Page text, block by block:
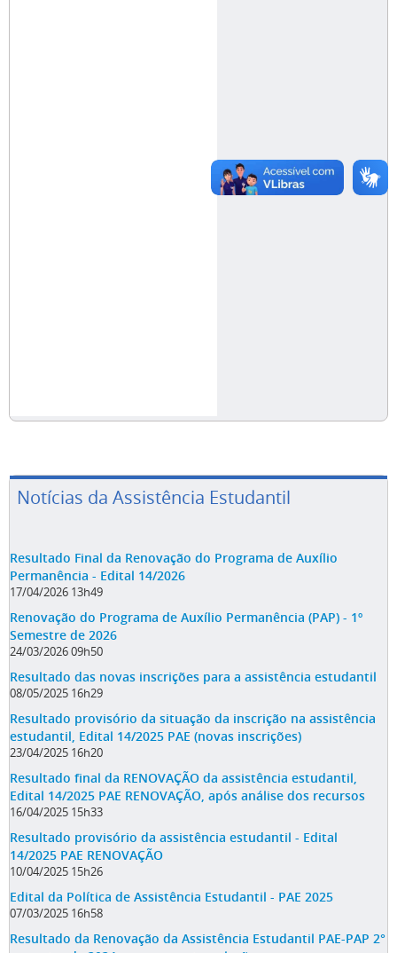
Notícias da Assistência Estudantil
Resultado Final da Renovação do Programa de Auxílio
Permanência - Edital 14/2026
17/04/2026 13h49
Renovação do Programa de Auxílio Permanência (PAP) - 1º
Semestre de 2026
24/03/2026 09h50
Resultado das novas inscrições para a assistência estudantil
08/05/2025 16h29
Resultado provisório da situação da inscrição na assistência
estudantil, Edital 14/2025 PAE (novas inscrições)
23/04/2025 16h20
Resultado final da RENOVAÇÃO da assistência estudantil,
Edital 14/2025 PAE RENOVAÇÃO, após análise dos recursos
16/04/2025 15h33
Resultado provisório da assistência estudantil - Edital
14/2025 PAE RENOVAÇÃO
10/04/2025 15h26
Edital da Política de Assistência Estudantil - PAE 2025
07/03/2025 16h58
Resultado da Renovação da Assistência Estudantil PAE-PAP 2°